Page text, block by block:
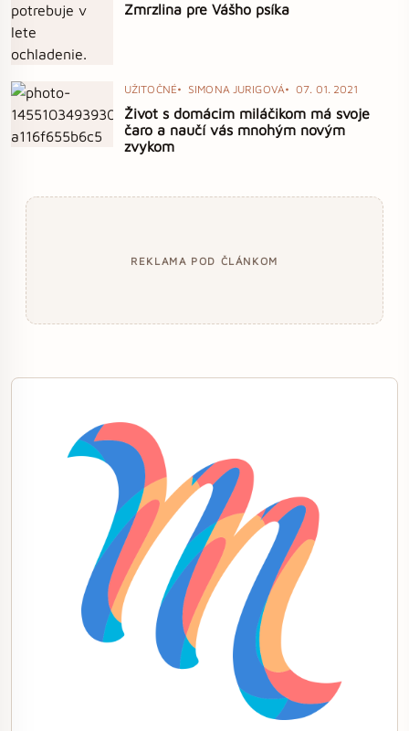
Zmrzlina pre Vášho psíka
UŽITOČNÉ SIMONA JURIGOVÁ 07. 01. 2021
Život s domácim miláčikom má svoje
čaro a naučí vás mnohým novým
zvykom
REKLAMA POD ČLÁNKOM